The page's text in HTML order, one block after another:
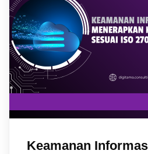
Keamanan